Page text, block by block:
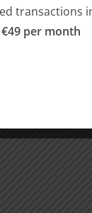
transactions
€49 per month